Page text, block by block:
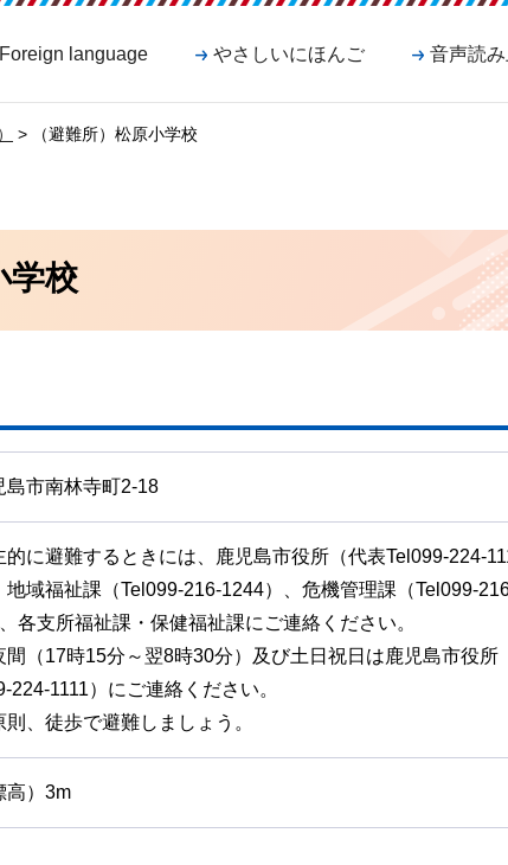
Foreign language やさしいにほんご 音声読
> （避難所）松原小学校
学校
島市南林寺町2-18
的に避難するときには、鹿児島市役所（代表Tel099-224-
地域福祉課（Tel099-216-1244）、危機管理課（Tel099-
各支所福祉課・保健福祉課にご連絡ください。
（17時15分～翌8時30分）及び土日祝日は鹿児島市役所
224-1111）にご連絡ください。
、徒歩で避難しましょう。
高）3m